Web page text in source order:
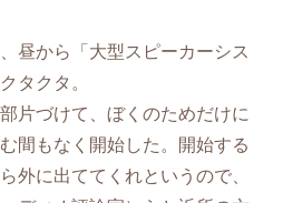
昼から「大型スピーカーシス
タクタ。
片づけて、ぼくのためだけに
間もなく開始した。開始する
外に出ててくれというので、